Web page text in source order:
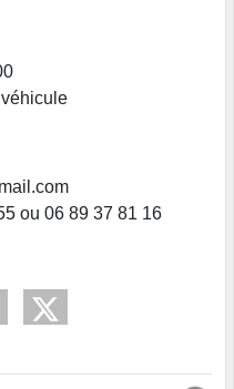
55 ou 06 89 37 81 16